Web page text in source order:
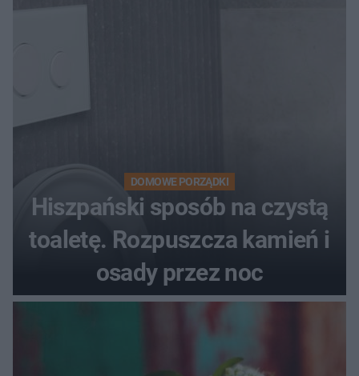
DOMOWE PORZĄDKI
Hiszpański sposób na czystą
toaletę. Rozpuszcza kamień i
osady przez noc